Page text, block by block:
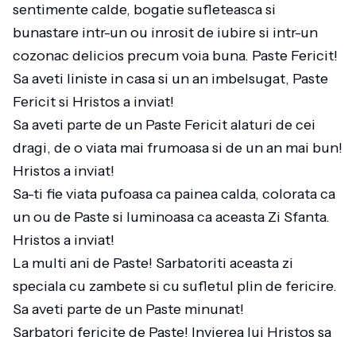
sentimente calde, bogatie sufleteasca si
bunastare intr-un ou inrosit de iubire si intr-un
cozonac delicios precum voia buna. Paste Fericit!
Sa aveti liniste in casa si un an imbelsugat, Paste
Fericit si Hristos a inviat!
Sa aveti parte de un Paste Fericit alaturi de cei
dragi, de o viata mai frumoasa si de un an mai bun!
Hristos a inviat!
Sa-ti fie viata pufoasa ca painea calda, colorata ca
un ou de Paste si luminoasa ca aceasta Zi Sfanta.
Hristos a inviat!
La multi ani de Paste! Sarbatoriti aceasta zi
speciala cu zambete si cu sufletul plin de fericire.
Sa aveti parte de un Paste minunat!
Sarbatori fericite de Paste! Invierea lui Hristos sa